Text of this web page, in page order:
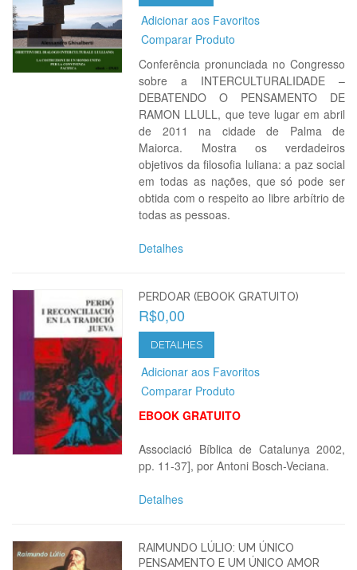
Adicionar aos Favoritos
Comparar Produto
Conferência pronunciada no Congresso
sobre a INTERCULTURALIDADE –
DEBATENDO O PENSAMENTO DE
RAMON LLULL, que teve lugar em abril
de 2011 na cidade de Palma de
Maiorca. Mostra os verdadeiros
objetivos da filosofia luliana: a paz social
em todas as nações, que só pode ser
obtida com o respeito ao libre arbítrio de
todas as pessoas.
Detalhes
PERDOAR (EBOOK GRATUITO)
R$0,00
DETALHES
Adicionar aos Favoritos
Comparar Produto
EBOOK GRATUITO
Associació Bíblica de Catalunya 2002,
pp. 11-37], por Antoni Bosch-Veciana.
Detalhes
RAIMUNDO LÚLIO: UM ÚNICO
PENSAMENTO E UM ÚNICO AMOR